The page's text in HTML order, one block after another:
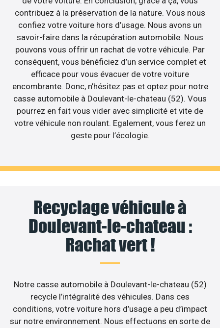
contribuez à la préservation de la nature. Vous nous
confiez votre voiture hors d’usage. Nous avons un
savoir-faire dans la récupération automobile. Nous
pouvons vous offrir un rachat de votre véhicule. Par
conséquent, vous bénéficiez d’un service complet et
efficace pour vous évacuer de votre voiture
encombrante. Donc, n’hésitez pas et optez pour notre
casse automobile à Doulevant-le-chateau (52). Vous
pourrez en fait vous vider avec simplicité et vite de
votre véhicule non roulant. Egalement, vous ferez un
geste pour l’écologie.
Recyclage véhicule à
Doulevant-le-chateau :
Rachat vert !
Notre casse automobile à Doulevant-le-chateau (52)
recycle l’intégralité des véhicules. Dans ces
conditions, votre voiture hors d’usage a peu d’impact
sur notre environnement. Nous effectuons en sorte de